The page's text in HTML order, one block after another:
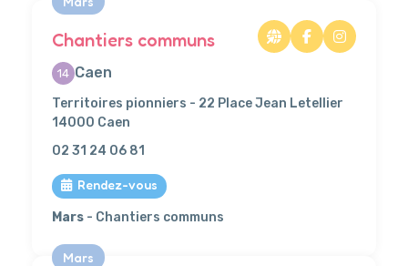
Chantiers communs
14 Caen
Territoires pionniers - 22 Place Jean Letellier
14000 Caen
02 31 24 06 81
Rendez-vous
Mars - Chantiers communs
Mars